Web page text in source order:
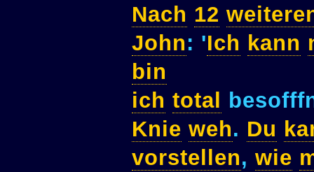
Nach 12
John: 'Ich kann
bin
ich total
Knie weh. Du
vorstellen, wie